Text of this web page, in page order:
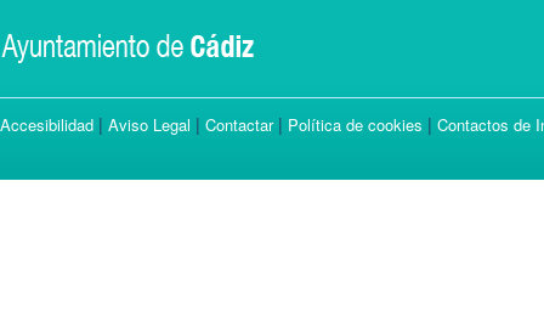
Accesibilidad | Aviso Legal | Contactar| Política de cookies | Contactos de